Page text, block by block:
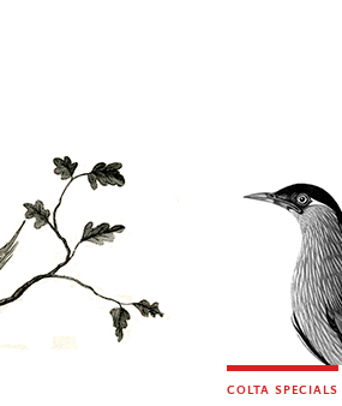
COLTA SPECIALS